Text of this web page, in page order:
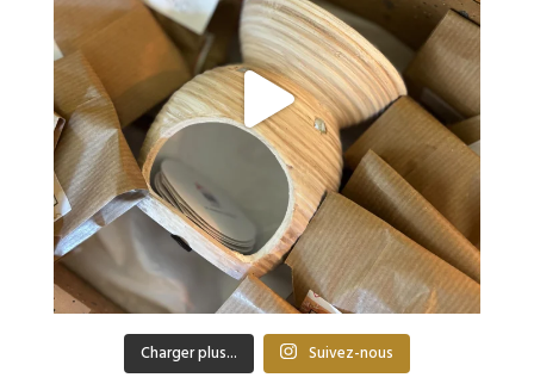
Charger plus... Suivez-nous